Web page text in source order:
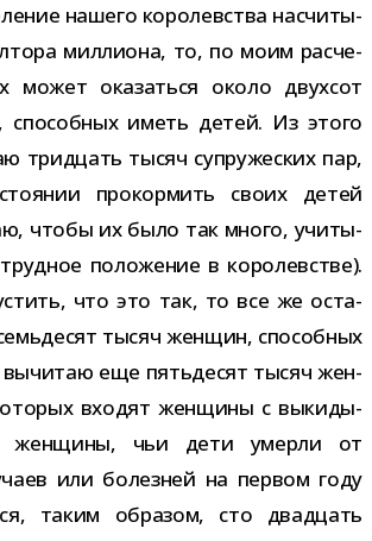
нашего коро­лев­ства насчи­ты­
мил­ли­она, то, по моим рас­че­
может ока­заться около двух­сот
иметь детей. Из этого
трид­цать тысяч супру­же­ских пар,
про­кор­мить своих детей
чтобы их было так много, учи­ты­
поло­же­ние в коро­лев­стве).
что это так, то все же оста­
тысяч жен­щин, спо­соб­ных
вычи­таю еще пять­де­сят тысяч жен­
вхо­дят жен­щины с выки­ды­
чьи дети умерли от
или болез­ней на пер­вом году
таким обра­зом, сто два­дцать